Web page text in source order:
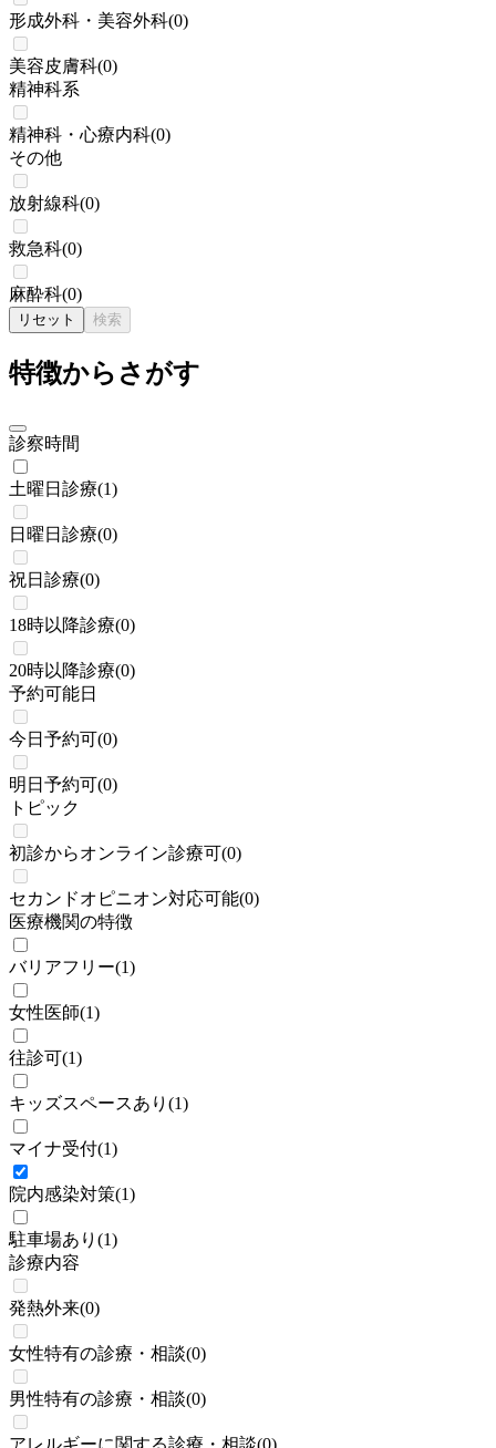
形成外科・美容外科(0)
美容皮膚科(0)
精神科系
精神科・心療内科(0)
その他
放射線科(0)
救急科(0)
麻酔科(0)
リセット 検索
特徴からさがす
診察時間
土曜日診療(1)
日曜日診療(0)
祝日診療(0)
18時以降診療(0)
20時以降診療(0)
予約可能日
今日予約可(0)
明日予約可(0)
トピック
初診からオンライン診療可(0)
セカンドオピニオン対応可能(0)
医療機関の特徴
バリアフリー(1)
女性医師(1)
往診可(1)
キッズスペースあり (1)
マイナ受付(1)
院内感染対策(1)
駐車場あり (1)
診療内容
発熱外来(0)
女性特有の診療・相談(0)
男性特有の診療・相談(0)
アレルギーに関する診療・相談(0)